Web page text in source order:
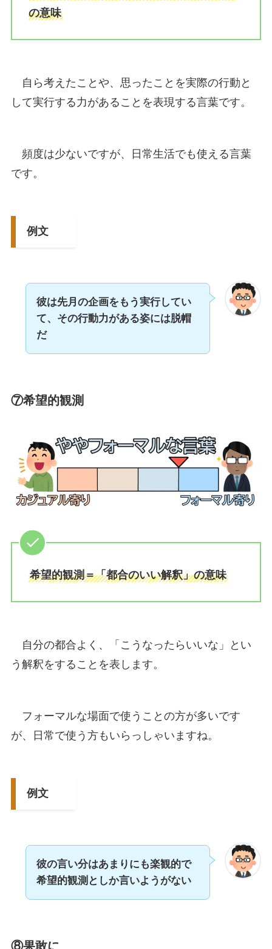
の意味
自ら考えたことや、思ったことを実際の行動と
して実行する力があることを表現する言葉です。
頻度は少ないですが、日常生活でも使える言葉
です。
例文
彼は先月の企画をもう実行してい
て、その行動力がある姿には脱帽
だ
⑦希望的観測
希望的観測＝「都合のいい解釈」の意味
自分の都合よく、「こうなったらいいな」とい
う解釈をすることを表します。
フォーマルな場面で使うことの方が多いです
が、日常で使う方もいらっしゃいますね。
例文
彼の言い分はあまりにも楽観的で
希望的観測としか言いようがない
⑧果敢に